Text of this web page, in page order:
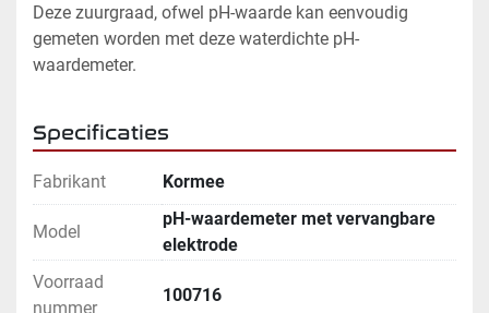
Deze zuurgraad, ofwel pH-waarde kan eenvoudig
gemeten worden met deze waterdichte pH-
waardemeter.
Specificaties
Fabrikant Kormee
Model
pH-waardemeter met vervangbare
elektrode
Voorraad
nummer
100716